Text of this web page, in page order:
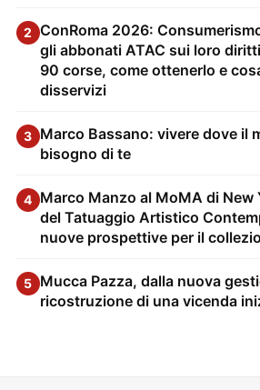
2 ConRoma 2026:
gli abbonati ATAC sui loro
90 corse, come ottenerlo e
disservizi
3 Marco Bassano: vivere dove il
bisogno di te
4 Marco Manzo al MoMA di New
del Tatuaggio Artistico
nuove prospettive per il
5 Mucca Pazza, dalla nuova
ricostruzione di una vicenda